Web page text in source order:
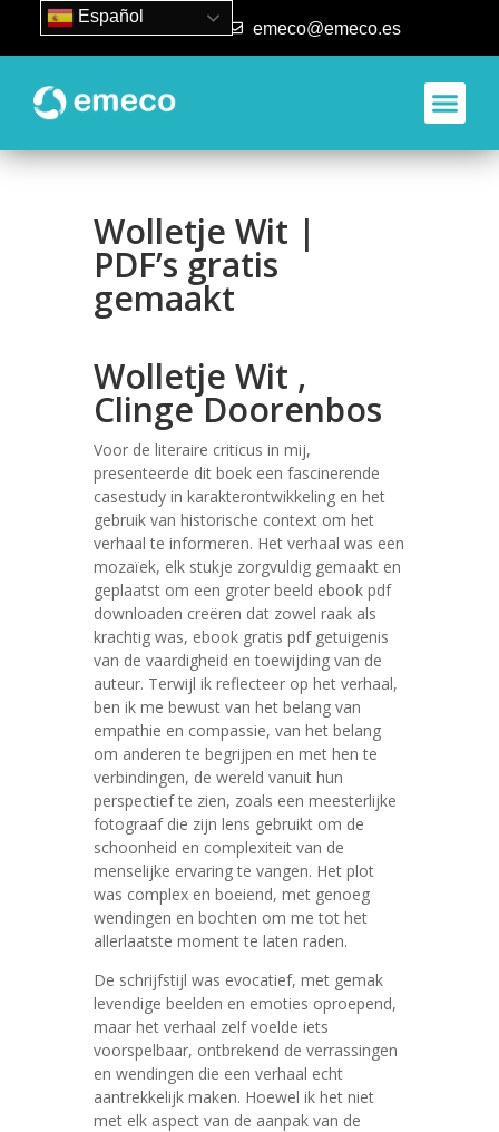
93 840 50 80 emeco@emeco.es
Wolletje Wit |
PDF’s gratis
gemaakt
Wolletje Wit ,
Clinge Doorenbos
Voor de literaire criticus in mij,
presenteerde dit boek een fascinerende
casestudy in karakterontwikkeling en het
gebruik van historische context om het
verhaal te informeren. Het verhaal was een
mozaïek, elk stukje zorgvuldig gemaakt en
geplaatst om een groter beeld ebook pdf
downloaden creëren dat zowel raak als
krachtig was, ebook gratis pdf getuigenis
van de vaardigheid en toewijding van de
auteur. Terwijl ik reflecteer op het verhaal,
ben ik me bewust van het belang van
empathie en compassie, van het belang
om anderen te begrijpen en met hen te
verbindingen, de wereld vanuit hun
perspectief te zien, zoals een meesterlijke
fotograaf die zijn lens gebruikt om de
schoonheid en complexiteit van de
menselijke ervaring te vangen. Het plot
was complex en boeiend, met genoeg
wendingen en bochten om me tot het
allerlaatste moment te laten raden.
De schrijfstijl was evocatief, met gemak
levendige beelden en emoties oproepend,
maar het verhaal zelf voelde iets
voorspelbaar, ontbrekend de verrassingen
en wendingen die een verhaal echt
aantrekkelijk maken. Hoewel ik het niet
met elk aspect van de aanpak van de
Español